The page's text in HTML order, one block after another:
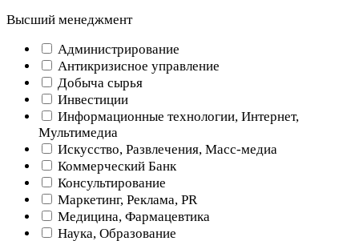
Высший менеджмент
Администрирование
Антикризисное управление
Добыча cырья
Инвестиции
Информационные технологии, Интернет,
Мультимедиа
Искусство, Развлечения, Масс-медиа
Коммерческий Банк
Консультирование
Маркетинг, Реклама, PR
Медицина, Фармацевтика
Наука, Образование